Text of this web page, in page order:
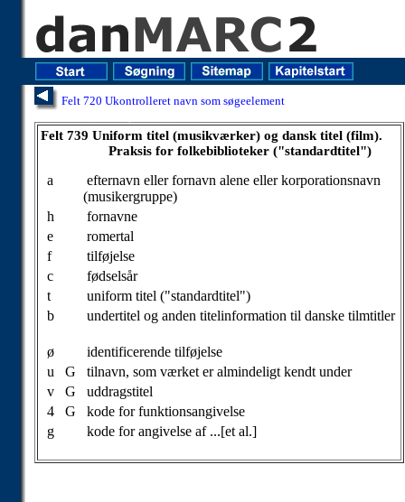
Felt 720 Ukontrolleret navn som søgeelement
Felt 739 Uniform titel (musikværker) og dansk titel (film).
Praksis for folkebiblioteker ("standardtitel")
a
efternavn eller fornavn alene eller korporationsnavn
(musikergruppe)
h
fornavne
e
romertal
f
tilføjelse
c
fødselsår
t
uniform titel ("standardtitel")
b
undertitel og anden titelinformation til danske tilmtitler
ø
identificerende tilføjelse
u
G
tilnavn, som værket er almindeligt kendt under
v
G
uddragstitel
4
G
kode for funktionsangivelse
g
kode for angivelse af ...[et al.]